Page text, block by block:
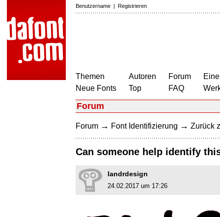
Benutzername | Registrieren
Themen
Neue Fonts
Autoren
Top
Forum
FAQ
Forum
Forum → Font Identifizierung → Zurück
Can someone help identify
landrdesign
24.02.2017 um 17:26